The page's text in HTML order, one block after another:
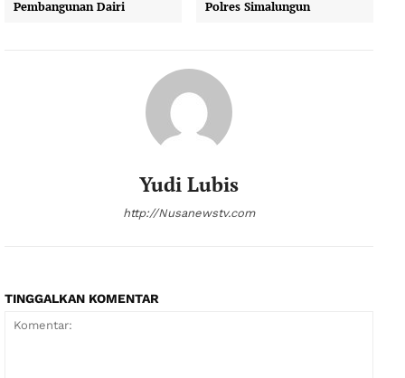
Pembangunan Dairi
Polres Simalungun
Yudi Lubis
http://Nusanewstv.com
TINGGALKAN KOMENTAR